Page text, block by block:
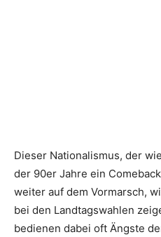
Dieser Nationalismus, der
der 90er Jahre ein
weiter auf dem Vormarsch,
bei den Landtagswahlen
bedienen dabei oft Ängste